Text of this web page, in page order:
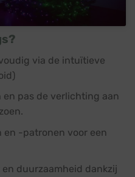
via de intuïtieve
en pas de verlichting aan
en -patronen voor een
duurzaamheid dankzij